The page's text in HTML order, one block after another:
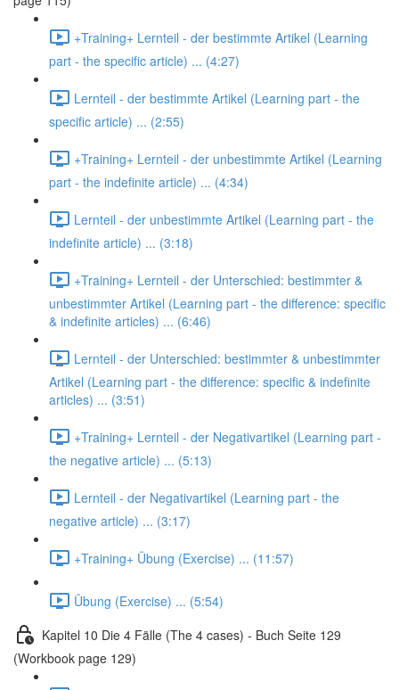
+Training+ Lernteil - der bestimmte Artikel (Learning
part - the specific article) ... (4:27)
Lernteil - der bestimmte Artikel (Learning part - the
specific article) ... (2:55)
+Training+ Lernteil - der unbestimmte Artikel (Learning
part - the indefinite article) ... (4:34)
Lernteil - der unbestimmte Artikel (Learning part - the
indefinite article) ... (3:18)
+Training+ Lernteil - der Unterschied: bestimmter &
unbestimmter Artikel (Learning part - the difference: specific
& indefinite articles) ... (6:46)
Lernteil - der Unterschied: bestimmter & unbestimmter
Artikel (Learning part - the difference: specific & indefinite
articles) ... (3:51)
+Training+ Lernteil - der Negativartikel (Learning part -
the negative article) ... (5:13)
Lernteil - der Negativartikel (Learning part - the
negative article) ... (3:17)
+Training+ Übung (Exercise) ... (11:57)
Übung (Exercise) ... (5:54)
Kapitel 10 Die 4 Fälle (The 4 cases) - Buch Seite 129
(Workbook page 129)